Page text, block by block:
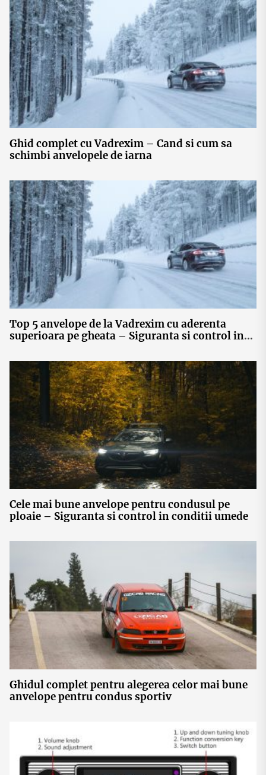
Ghid complet cu Vadrexim – Cand si cum sa
schimbi anvelopele de iarna
Top 5 anvelope de la Vadrexim cu aderenta
superioara pe gheata – Siguranta si control in
Cele mai bune anvelope pentru condusul pe
ploaie – Siguranta si control in conditii umede
Ghidul complet pentru alegerea celor mai bune
anvelope pentru condus sportiv